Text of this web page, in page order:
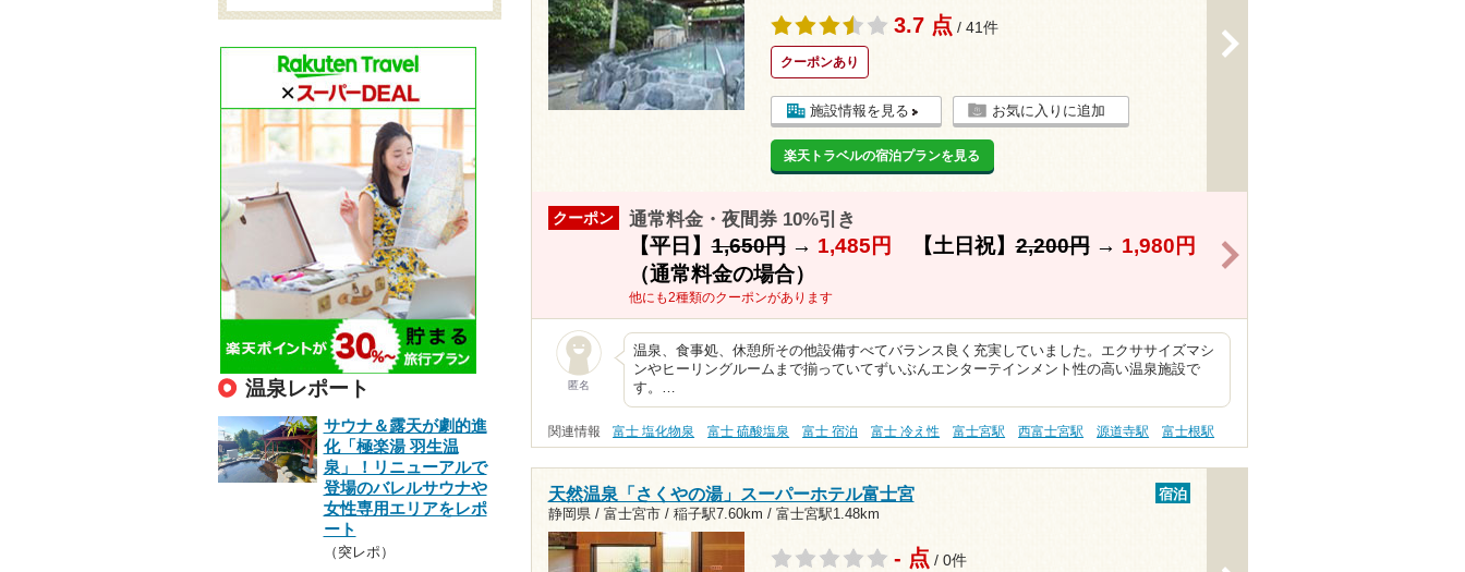
3.7 点 / 41件
クーポンあり
施設情報を見る お気に入りに追加
楽天トラベルの宿泊プランを見る
クーポン 通常料金・夜間券 10%引き
【平日】1,650円→ 1,485円 【土日祝】2,200円→ 1,980円
（通常料金の場合）
他にも2種類のクーポンがあります
>
匿名
温泉、食事処、休憩所その他設備すべてバランス良く充実していました。エクササイズマシ
ンやヒーリングルームまで揃っていてずいぶんエンターテインメント性の高い温泉施設で
す。…
関連情報 富士 塩化物泉 富士 硫酸塩泉 富士 宿泊 富士 冷え性 富士宮駅 西富士宮駅 源道寺駅 富士根駅
天然温泉「さくやの湯」スーパーホテル富士宮
静岡県 / 富士宮市 / 稲子駅7.60km / 富士宮駅1.48km
宿泊
- 点 / 0件
温泉レポート
サウナ＆露天が劇的進
化「極楽湯 羽生温
泉」！リニューアルで
登場のバレルサウナや
女性専用エリアをレポ
ート
（突レポ）